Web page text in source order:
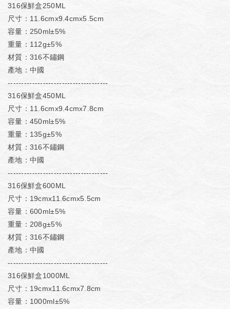
316保鮮盒250ML
尺寸：11.6cmx9.4cmx5.5cm
容量：250ml±5%
重量：112g±5%
材質：316不鏽鋼
產地：中國
-------------------------------------
316保鮮盒450ML
尺寸：11.6cmx9.4cmx7.8cm
容量：450ml±5%
重量：135g±5%
材質：316不鏽鋼
產地：中國
-------------------------------------
316保鮮盒600ML
尺寸：19cmx11.6cmx5.5cm
容量：600ml±5%
重量：208g±5%
材質：316不鏽鋼
產地：中國
-------------------------------------
316保鮮盒1000ML
尺寸：19cmx11.6cmx7.8cm
容量：1000ml±5%